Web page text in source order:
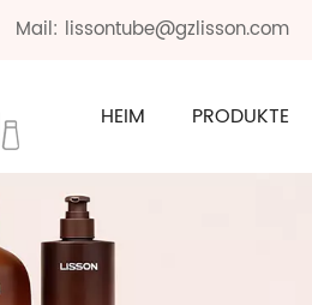
Mail: lissontube@gzlisson.com
HEIM PRODUKTE